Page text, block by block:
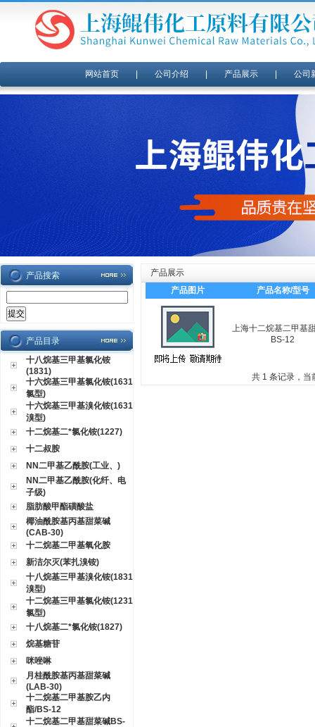
网站首页| 公司介绍 产品展示| 公司
产品搜索
产品目录
十八烷基三甲基氯化铵
(1831)
十六烷基三甲基氯化铵(1631
氯型)
十六烷基三甲基溴化铵(1631
溴型)
十二烷基二*氯化铵(1227)
十二叔胺
NN二甲基乙酰胺(工业、)
NN二甲基乙酰胺(化纤、电
子级)
脂肪酸甲酯磺酸盐
椰油酰胺基丙基甜菜碱
(CAB-30)
十二烷基二甲基氧化胺
新洁尔灭(苯扎溴铵)
十八烷基三甲基溴化铵(1831
溴型)
十二烷基三甲基氯化铵(1231
氯型)
十八烷基二*氯化铵(1827)
烷基糖苷
咪唑啉
月桂酰胺基丙基甜菜碱
(LAB-30)
十二烷基二甲基胺乙内
酯/BS-12
十二烷基二甲基甜菜碱BS-
产品展示
产品图片
产品名称/型号
上海十二烷基二甲基
BS-12
共 1 条记录，